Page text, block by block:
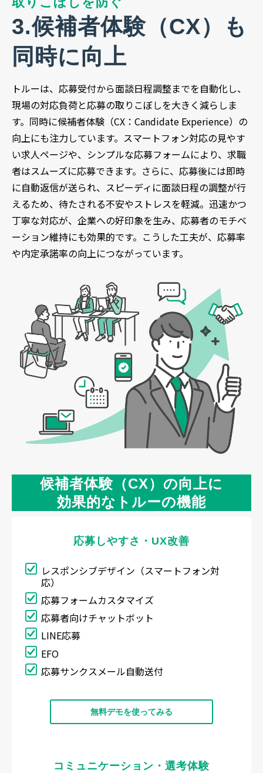
3.候補者体験（CX）も
同時に向上
トルーは、応募受付から面談日程調整までを自動化し、
現場の対応負荷と応募の取りこぼしを大きく減らしま
す。同時に候補者体験（CX：Candidate Experience）の
向上にも注力しています。スマートフォン対応の見やす
い求人ページや、シンプルな応募フォームにより、求職
者はスムーズに応募できます。さらに、応募後には即時
に自動返信が送られ、スピーディに面談日程の調整が行
えるため、待たされる不安やストレスを軽減。迅速かつ
丁寧な対応が、企業への好印象を生み、応募者のモチベ
ーション維持にも効果的です。こうした工夫が、応募率
や内定承諾率の向上につながっています。
候補者体験（CX）の向上に
効果的なトルーの機能
応募しやすさ・UX改善
レスポンシブデザイン（スマートフォン対
応）
応募フォームカスタマイズ
応募者向けチャットボット
LINE応募
EFO
応募サンクスメール自動送付
無料デモを使ってみる
コミュニケーション・選考体験